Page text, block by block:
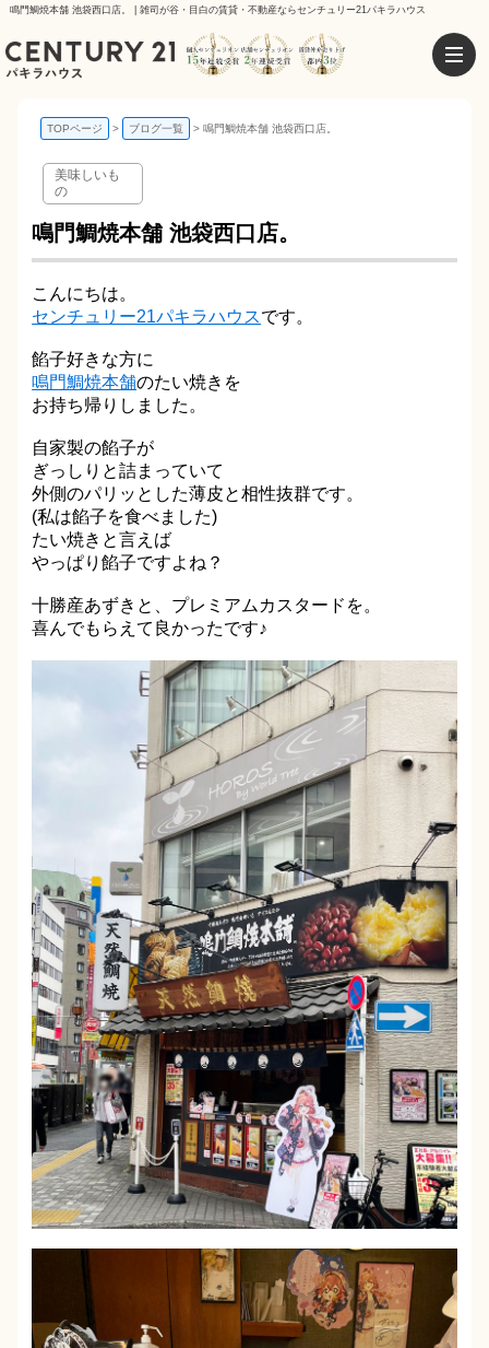
鳴門鯛焼本舗 池袋西口店。 | 雑司が谷・目白の賃貸・不動産ならセンチュリー21パキラハウス
TOPページ ブログ一覧 鳴門鯛焼本舗 池袋西口店。
美味しいも
の
鳴門鯛焼本舗 池袋西口店。
こんにちは。
センチュリー21パキラハウスです。
餡子好きな方に
鳴門鯛焼本舗のたい焼きを
お持ち帰りしました。
自家製の餡子が
ぎっしりと詰まっていて
外側のパリッとした薄皮と相性抜群です。
(私は餡子を食べました)
たい焼きと言えば
やっぱり餡子ですよね？
十勝産あずきと、プレミアムカスタードを。
喜んでもらえて良かったです♪